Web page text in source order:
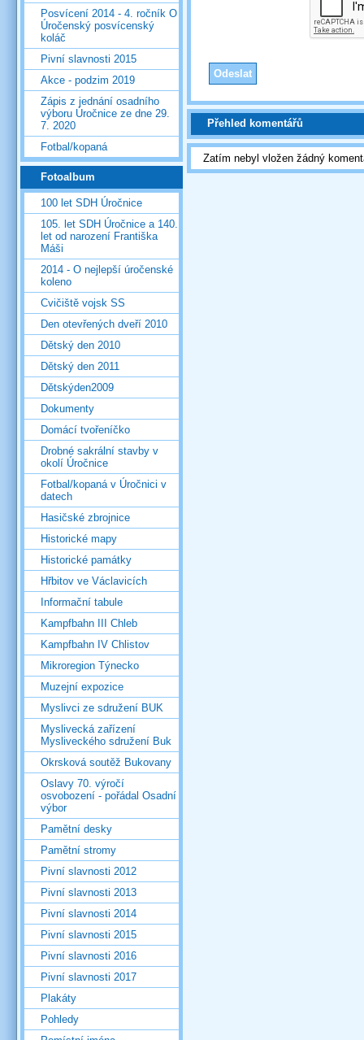
Přehled komentářů
Zatím nebyl vložen žádný
Posvícení 2014 - 4. ročník O
Úročenský posvícenský
koláč
Pivní slavnosti 2015
Akce - podzim 2019
Zápis z jednání osadního
výboru Úročnice ze dne 29.
7. 2020
Fotbal/kopaná
Fotoalbum
100 let SDH Úročnice
105. let SDH Úročnice a 140.
let od narození Františka
Máši
2014 - O nejlepší úročenské
koleno
Cvičiště vojsk SS
Den otevřených dveří 2010
Dětský den 2010
Dětský den 2011
Dětskýden2009
Dokumenty
Domácí tvořeníčko
Drobné sakrální stavby v
okolí Úročnice
Fotbal/kopaná v Úročnici v
datech
Hasičské zbrojnice
Historické mapy
Historické památky
Hřbitov ve Václavicích
Informační tabule
Kampfbahn III Chleb
Kampfbahn IV Chlistov
Mikroregion Týnecko
Muzejní expozice
Myslivci ze sdružení BUK
Myslivecká zařízení
Mysliveckého sdružení Buk
Okrsková soutěž Bukovany
Oslavy 70. výročí
osvobození - pořádal Osadní
výbor
Pamětní desky
Pamětní stromy
Pivní slavnosti 2012
Pivní slavnosti 2013
Pivní slavnosti 2014
Pivní slavnosti 2015
Pivní slavnosti 2016
Pivní slavnosti 2017
Plakáty
Pohledy